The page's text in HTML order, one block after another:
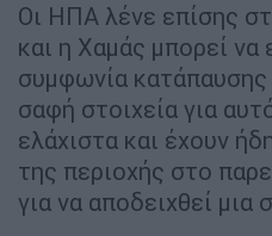
Οι ΗΠΑ λένε επίσης
και η Χαμάς μπορεί να
συμφωνία
σαφή στοιχεία για
ελάχιστα και έχουν
της περιοχής στο
για να αποδειχθεί